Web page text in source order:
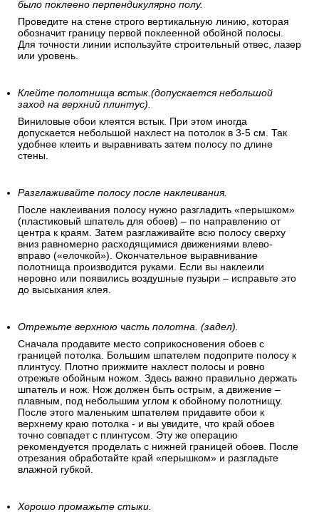
было поклеено перпендикулярно полу.
Проведите на стене строго вертикальную линию, которая
обозначит границу первой поклеенной обойной полосы.
Для точности линии используйте строительный отвес, лазер
или уровень.
Клейте полотнища встык.(допускается небольшой
заход на верхний плинтус).
Виниловые обои клеятся встык. При этом иногда
допускается небольшой нахлест на потолок в 3-5 см. Так
удобнее клеить и выравнивать затем полосу по длине
стены.
Разглаживайте полосу после наклеивания.
После наклеивания полосу нужно разгладить «перышком»
(пластиковый шпатель для обоев) – по направлению от
центра к краям. Затем разглаживайте всю полосу сверху
вниз равномерно расходящимися движениями влево-
вправо («елочкой»). Окончательное выравнивание
полотнища производится руками. Если вы наклеили
неровно или появились воздушные пузыри – исправьте это
до высыхания клея.
Отрежьте верхнюю часть полотна. (задел).
Сначала продавите место соприкосновения обоев с
границей потолка. Большим шпателем подоприте полосу к
плинтусу. Плотно прижмите нахлест полосы и ровно
отрежьте обойным ножом. Здесь важно правильно держать
шпатель и нож. Нож должен быть острым, а движение –
плавным, под небольшим углом к обойному полотнищу.
После этого маленьким шпателем придавите обои к
верхнему краю потолка - и вы увидите, что край обоев
точно совпадет с плинтусом. Эту же операцию
рекомендуется проделать с нижней границей обоев. После
отрезания обработайте край «перышком» и разгладьте
влажной губкой.
Хорошо промажьте стыки.